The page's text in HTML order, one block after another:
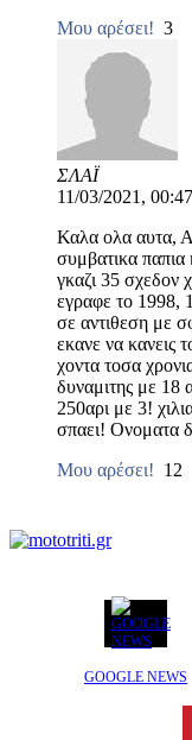
Μου αρέσει! 3
ΣΛΑΪ
11/03/2021, 00:47
Καλα ολα αυτα,
συμβατικα
γκαζι 35 σχεδον
εγραφε το 1998,
σε αντιθεση με
εκανε να κανεις
χοντα τοσα
δυναμιτης με
250αρι με 3!
σπαει! Ονοματα
Μου αρέσει! 12
GOOGLE NEWS